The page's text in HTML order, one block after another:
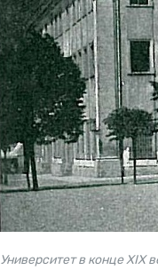
Университет в конце XIX